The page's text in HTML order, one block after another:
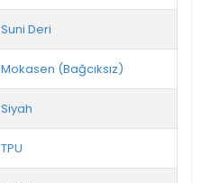
Suni Deri
Mokasen (Bağcıksız)
Siyah
TPU